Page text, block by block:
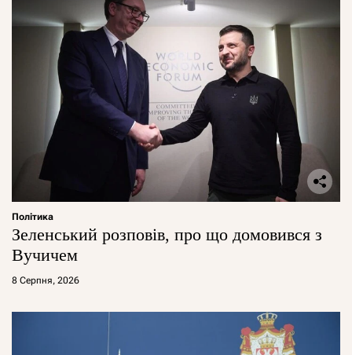
Політика
Зеленський розповів, про що домовився з
Вучичем
8 Серпня, 2026